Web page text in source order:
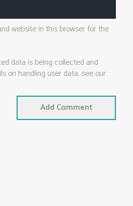
website in this browser for the
data is being collected and
on handling user data, see our